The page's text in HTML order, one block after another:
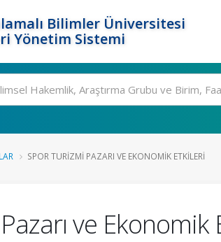
Bilimler Üniversitesi
Yönetim Sistemi
SPOR TURIZMI PAZARI VE EKONOMIK ETKILERI
ve Ekonomik